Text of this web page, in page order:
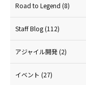
Road to Legend (8)
Staff Blog(112)
アジャイル開発(2)
イベント (27)